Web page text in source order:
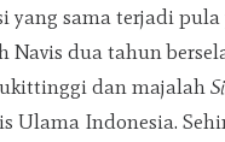
yang sama terjadi pula
Navis dua tahun
dan majalah
Ulama Indonesia.